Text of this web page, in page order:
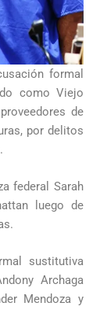
formal
como Viejo
de
por delitos
federal Sarah
luego de
sustitutiva
Archaga
Mendoza y